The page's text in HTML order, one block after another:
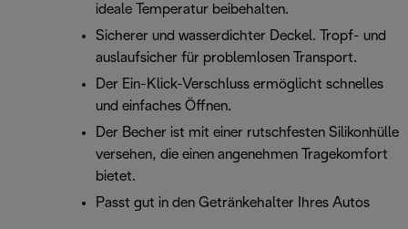
ideale Temperatur beibehalten.
Sicherer und wasserdichter Deckel. Tropf- und
auslaufsicher für problemlosen Transport.
Der Ein-Klick-Verschluss ermöglicht schnelles
und einfaches Öffnen.
Der Becher ist mit einer rutschfesten Silikonhülle
versehen, die einen angenehmen Tragekomfort
bietet.
Passt gut in den Getränkehalter Ihres Autos